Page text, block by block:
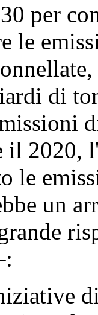
le
di
il 2020,
le
un
di